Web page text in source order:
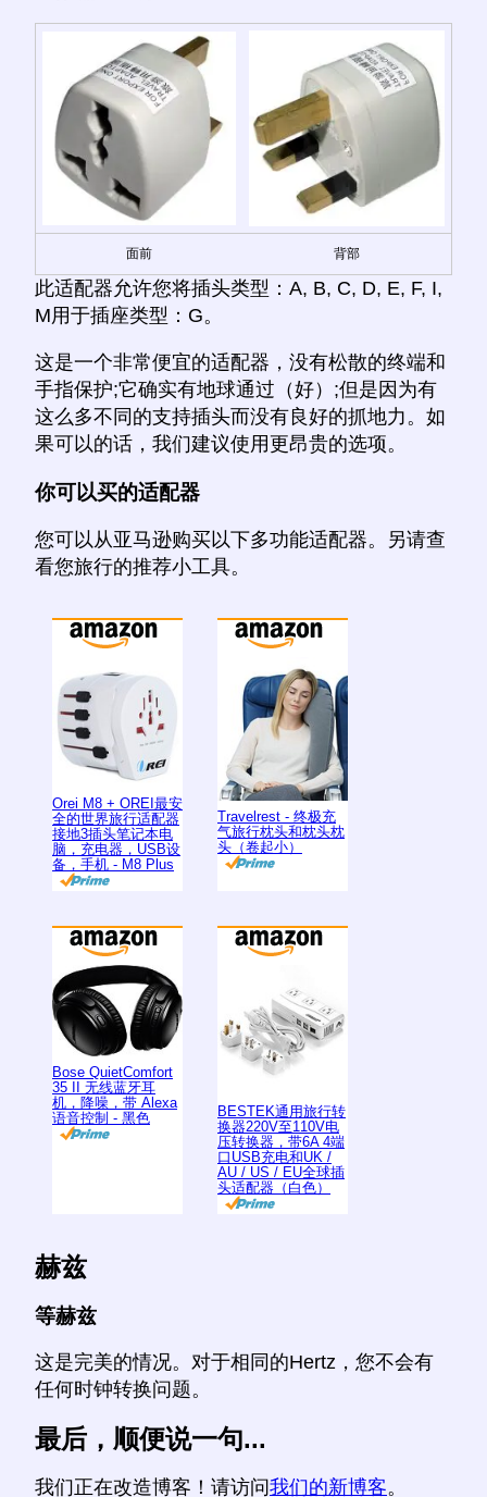
面前 背部
此适配器允许您将插头类型：A, B, C, D, E, F, I,
M用于插座类型：G。
这是一个非常便宜的适配器，没有松散的终端和
手指保护;它确实有地球通过（好）;但是因为有
这么多不同的支持插头而没有良好的抓地力。如
果可以的话，我们建议使用更昂贵的选项。
你可以买的适配器
您可以从亚马逊购买以下多功能适配器。另请查
看您旅行的推荐小工具。
Orei M8 + OREI最安
全的世界旅行适配器
接地3插头笔记本电
脑，充电器，USB设
备，手机 - M8 Plus
Travelrest - 终极充
气旅行枕头和枕头枕
头（卷起小）
Bose QuietComfort
35 II 无线蓝牙耳
机，降噪，带 Alexa
语音控制 - 黑色
BESTEK通用旅行转
换器220V至110V电
压转换器，带6A 4端
口USB充电和UK /
AU / US / EU全球插
头适配器（白色）
赫兹
等赫兹
这是完美的情况。对于相同的Hertz，您不会有
任何时钟转换问题。
最后，顺便说一句...
我们正在改造博客！请访问我们的新博客。